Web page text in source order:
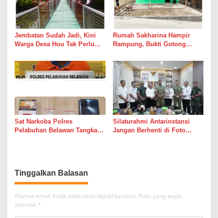
Jembatan Sudah Jadi, Kini
Warga Desa Hou Tak Perlu
Sungai
Rumah Sakharina Hampir
Rampung, Bukti Gotong
dari Janji Banyak Orang
Sat Narkoba Polres
Pelabuhan Belawan Tangkap
Silaturahmi Antarinstansi
Jangan Berhenti di Foto
Tinggalkan Balasan
Alamat email Anda tidak akan dipublikasikan. Ruas yang wajib
ditandai *